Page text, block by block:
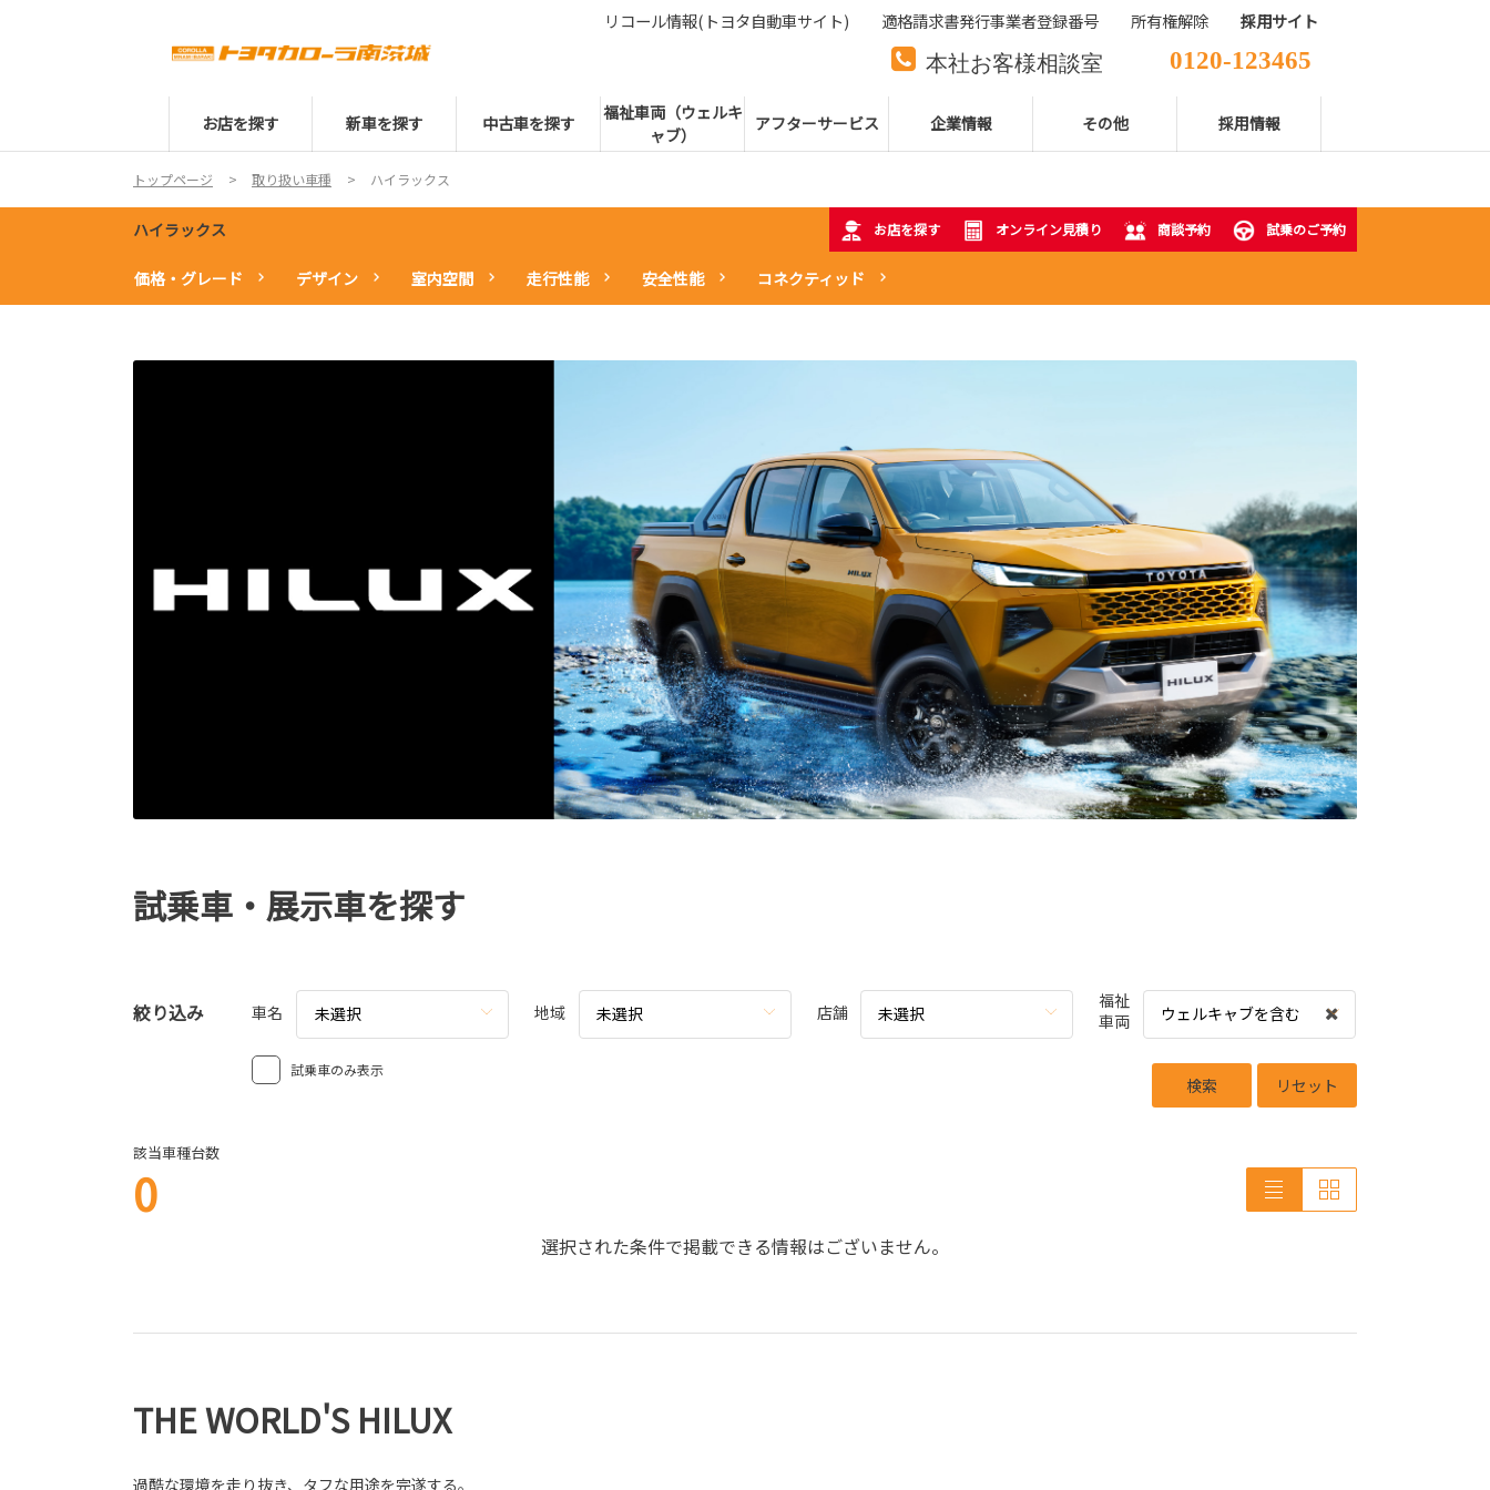
本社お客様相談室 0120-123465
本社代表電話番号 029-850-2111
お店を探す 新車を探す 中古車を探す
福祉車両（ウェルキ
ャブ）
アフターサービス 企業情報 その他 採用情報
リコール情報(トヨタ自動車サイト) 適格請求書発行事業者登録番号 所有権解除 採用サイト
トップページ 取り扱い車種 ハイラックス
ハイラックス お店を探す オンライン見積り 商談予約 試乗のご予約
価格・グレード デザイン 室内空間 走行性能 安全性能 コネクティッド
試乗車・展示車を探す
絞り込み 車名 未選択 地域 未選択 店舗 未選択
福祉
車両
ウェルキャブを含む
試乗車のみ表示
検索 リセット
該当車種台数
0
選択された条件で掲載できる情報はございません。
THE WORLD'S HILUX
過酷な環境を走り抜き、タフな用途を完遂する。